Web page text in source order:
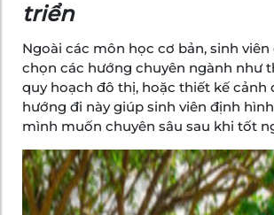
triển
Ngoài các môn học cơ bản, sinh
chọn các hướng chuyên ngành như
quy hoạch đô thị, hoặc thiết kế cảnh
hướng đi này giúp sinh viên định
mình muốn chuyên sâu sau khi tốt